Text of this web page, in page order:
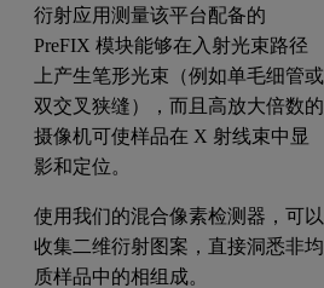
衍射应用测量该平台配备的
PreFIX 模块能够在入射光束路径
上产生笔形光束（例如单毛细管或
双交叉狭缝），而且高放大倍数的
摄像机可使样品在 X 射线束中显
影和定位。
使用我们的混合像素检测器，可以
收集二维衍射图案，直接洞悉非均
质样品中的相组成。